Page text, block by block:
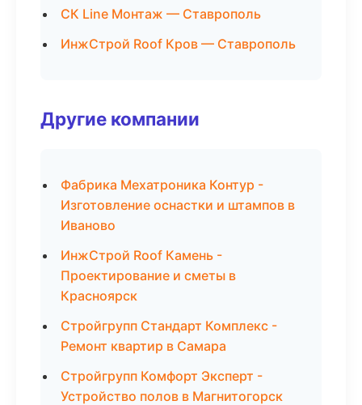
СК Line Монтаж — Ставрополь
ИнжСтрой Roof Кров — Ставрополь
Другие компании
Фабрика Мехатроника Контур -
Изготовление оснастки и штампов в
Иваново
ИнжСтрой Roof Камень -
Проектирование и сметы в
Красноярск
Стройгрупп Стандарт Комплекс -
Ремонт квартир в Самара
Стройгрупп Комфорт Эксперт -
Устройство полов в Магнитогорск